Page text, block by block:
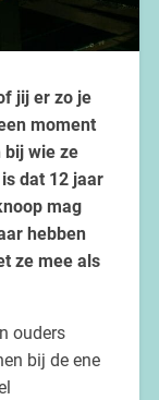
jij er zo je
moment
wie ze
dat 12 jaar
mag
hebben
ze mee als
ouders
bij de ene